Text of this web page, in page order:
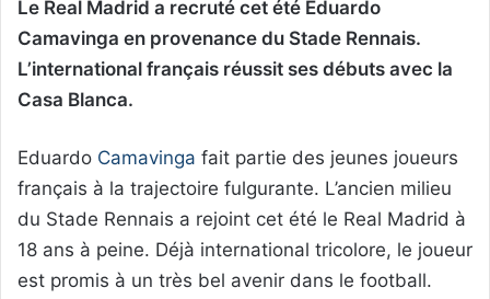
Le Real Madrid a recruté cet été Eduardo
Camavinga en provenance du Stade Rennais.
L’international français réussit ses débuts avec la
Casa Blanca.
Eduardo Camavinga fait partie des jeunes joueurs
français à la trajectoire fulgurante. L’ancien milieu
du Stade Rennais a rejoint cet été le Real Madrid à
18 ans à peine. Déjà international tricolore, le joueur
est promis à un très bel avenir dans le football.